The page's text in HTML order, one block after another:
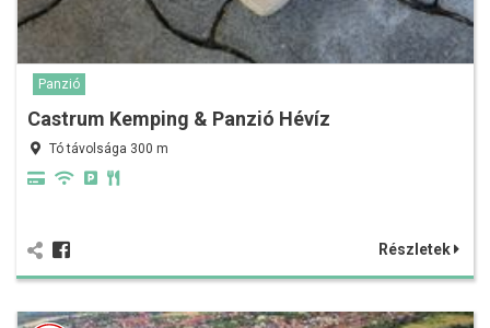
Panzió
Castrum Kemping & Panzió Hévíz
Tó távolsága 300 m
Részletek